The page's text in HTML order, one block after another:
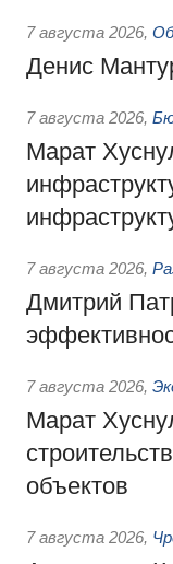
7 августа 2026,
Денис
7 августа 2026,
Марат
7 августа 2026,
Дмитрий
7 августа 2026,
Марат
объектов
7 августа 2026,